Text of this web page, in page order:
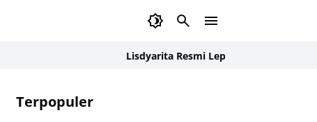
Lisdyarita Resmi Lepas Kontingen Jamnas XII
Terpopuler